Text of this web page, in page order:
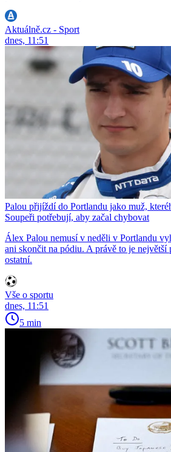
Aktuálně.cz - Sport
dnes, 11:51
Palou přijíždí do Portlandu jako muž,
Soupeři potřebují, aby začal chybovat
Álex Palou nemusí v neděli v Portlandu
ani skončit na pódiu. A právě to je největší
ostatní.
Vše o sportu
dnes, 11:51
5 min